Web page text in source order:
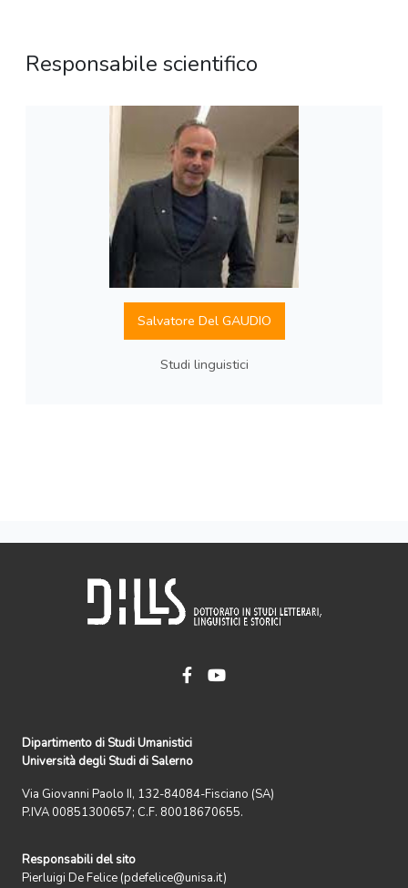
Responsabile scientifico
Salvatore Del GAUDIO
Studi linguistici
Dipartimento di Studi Umanistici
Università degli Studi di Salerno
Via Giovanni Paolo II, 132-84084-Fisciano (SA)
P.IVA 00851300657; C.F. 80018670655.
Responsabili del sito
Pierluigi De Felice (pdefelice@unisa.it)